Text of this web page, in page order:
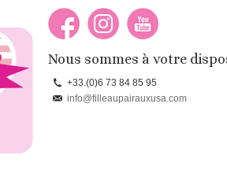
Nous sommes à votre
+33.(0)6 73 84 85 95
info@filleaupairauxusa.com